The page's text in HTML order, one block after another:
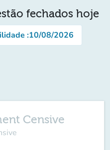
fechados hoje
:10/08/2026
Censive